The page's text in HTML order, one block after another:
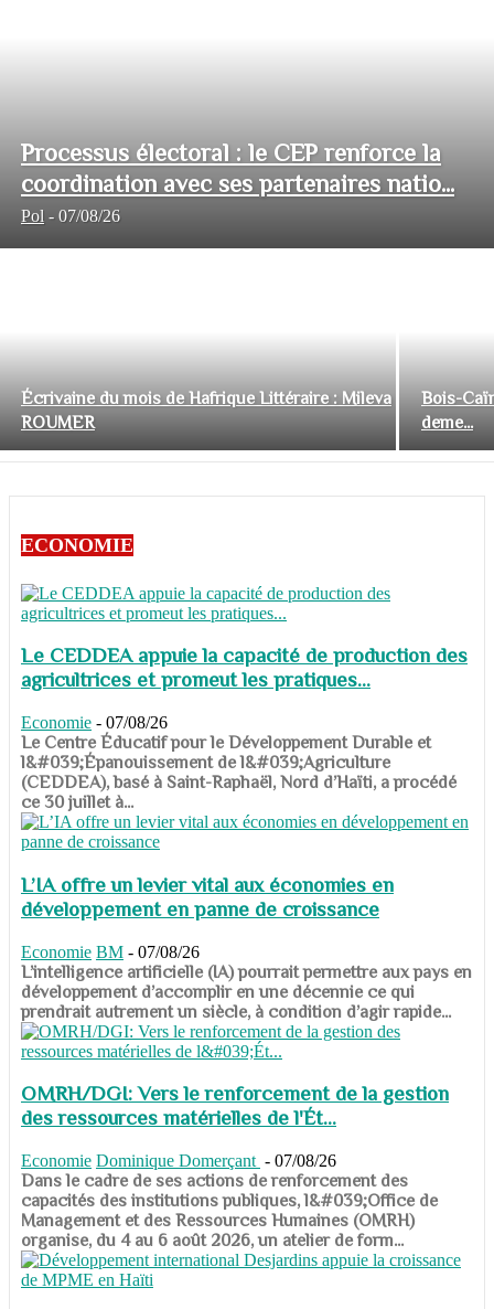
Processus électoral : le CEP renforce la
coordination avec ses partenaires natio...
Pol - 07/08/26
Écrivaine du mois de Hafrique Littéraire : Mileva
ROUMER
Bois-
deme...
ECONOMIE
Le CEDDEA appuie la capacité de production des
agricultrices et promeut les pratiques...
Economie - 07/08/26
​​​​​​​Le Centre Éducatif pour le Développement Durable et
l&#039;Épanouissement de l&#039;Agriculture
(CEDDEA), basé à Saint-Raphaël, Nord d’Haïti, a procédé
ce 30 juillet à...
L’IA offre un levier vital aux économies en
développement en panne de croissance
Economie BM - 07/08/26
​​​​​​​L’intelligence artificielle (IA) pourrait permettre aux pays en
développement d’accomplir en une décennie ce qui
prendrait autrement un siècle, à condition d’agir rapide...
OMRH/DGI: Vers le renforcement de la gestion
des ressources matérielles de l'Ét...
Economie Dominique Domerçant - 07/08/26
Dans le cadre de ses actions de renforcement des
capacités des institutions publiques, l&#039;Office de
Management et des Ressources Humaines (OMRH)
organise, du 4 au 6 août 2026, un atelier de form...